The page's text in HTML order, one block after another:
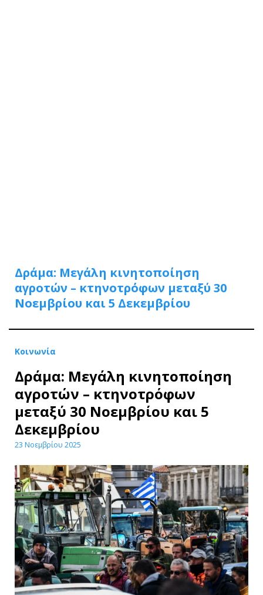
Δράμα: Μεγάλη κινητοποίηση
αγροτών – κτηνοτρόφων μεταξύ 30
Νοεμβρίου και 5 Δεκεμβρίου
Κοινωνία
Δράμα: Μεγάλη κινητοποίηση
αγροτών – κτηνοτρόφων
μεταξύ 30 Νοεμβρίου και 5
Δεκεμβρίου
23 Νοεμβρίου 2025